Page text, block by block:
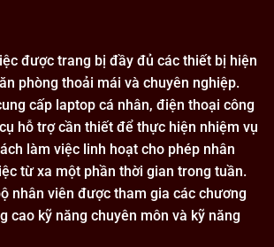
được trang bị đầy đủ các thiết bị hiện
phòng thoải mái và chuyên nghiệp.
cấp laptop cá nhân, điện thoại công
hỗ trợ cần thiết để thực hiện nhiệm vụ
làm việc linh hoạt cho phép nhân
từ xa một phần thời gian trong tuần.
nhân viên được tham gia các chương
cao kỹ năng chuyên môn và kỹ năng